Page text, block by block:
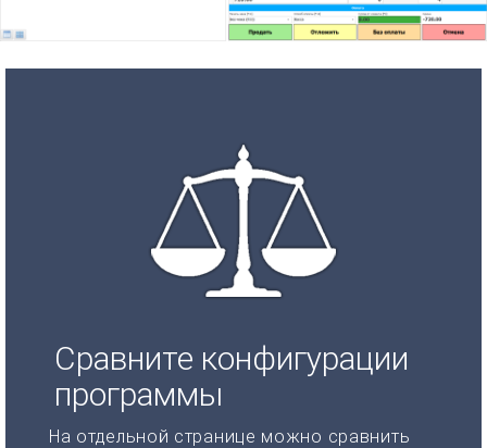
Сравните конфигурации
программы
На отдельной странице можно сравнить